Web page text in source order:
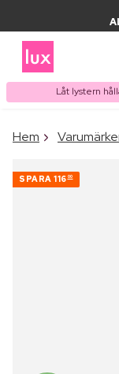
Låt lystern
Ofta
Hem
SPARA 116 00